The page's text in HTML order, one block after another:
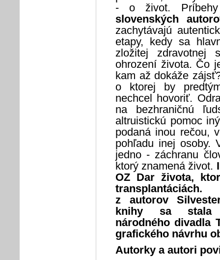
- o život.
slovenských
zachytávajú
etapy, kedy sa
zložitej zdravotnej
ohrození života. Čo
kam až dokáže
o ktorej by
nechcel hovoriť.
na bezhraničnú
altruistickú pomoc
podaná inou rečou,
pohľadu inej osoby.
jedno - záchranu
ktorý znamená život.
OZ Dar života,
z autorov
knihy sa stala
národného divadla
grafického návrhu
Autorky a autori